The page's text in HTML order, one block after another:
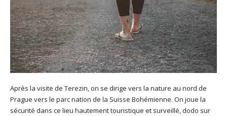
Après la visite de Terezin, on se dirige vers la nature au nord de
Prague vers le parc nation de la Suisse Bohémienne. On joue la
sécurité dans ce lieu hautement touristique et surveillé, dodo sur